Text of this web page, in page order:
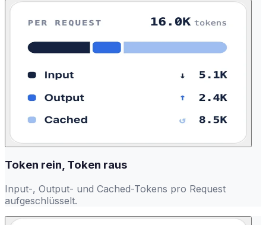
Token rein, Token raus
Input-, Output- und Cached-Tokens pro Request
aufgeschlüsselt.